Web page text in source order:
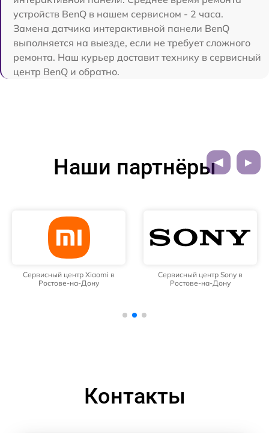
устройств BenQ в нашем сервисном - 2 часа.
Замена датчика интерактивной панели BenQ
выполняется на выезде, если не требует сложного
ремонта. Наш курьер доставит технику в сервисный
центр BenQ и обратно.
Наши партнёры
Сервисный центр Xiaomi в
Ростове-на-Дону
Сервисный центр Sony в
Ростове-на-Дону
Контакты